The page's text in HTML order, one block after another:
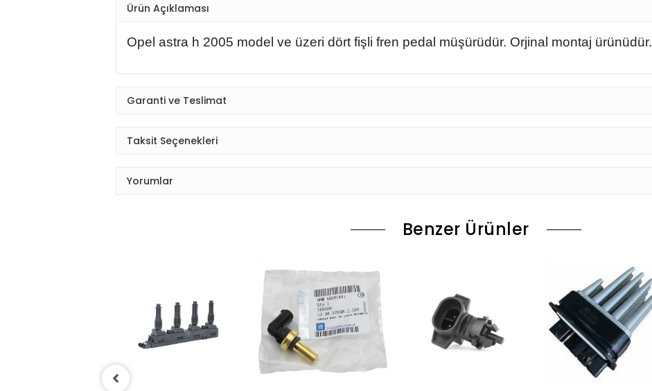
Ürün Açıklaması
Opel astra h 2005 model ve üzeri dört fişli fren pedal müşürüdür. Orjinal montaj ürünüdür.
Garanti ve Teslimat
Taksit Seçenekleri
Yorumlar
Benzer Ürünler